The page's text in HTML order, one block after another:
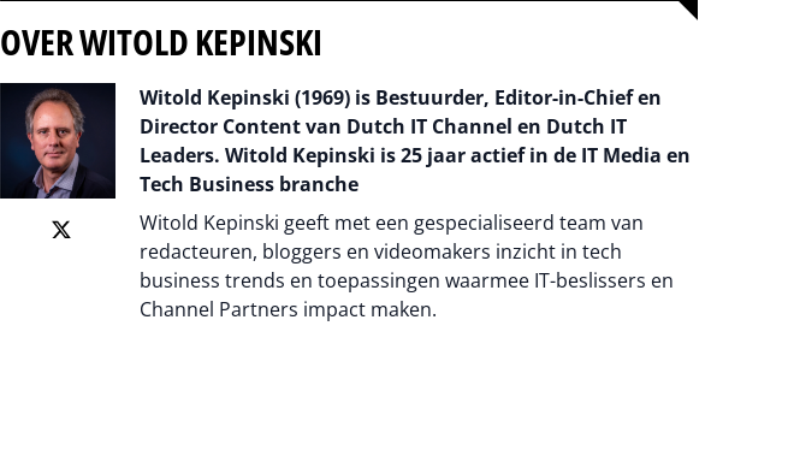
OVER WITOLD KEPINSKI
Witold Kepinski (1969) is Bestuurder, Editor-in-Chief en
Director Content van Dutch IT Channel en Dutch IT
Leaders. Witold Kepinski is 25 jaar actief in de IT Media en
Tech Business branche
Witold Kepinski geeft met een gespecialiseerd team van
redacteuren, bloggers en videomakers inzicht in tech
business trends en toepassingen waarmee IT-beslissers en
Channel Partners impact maken.